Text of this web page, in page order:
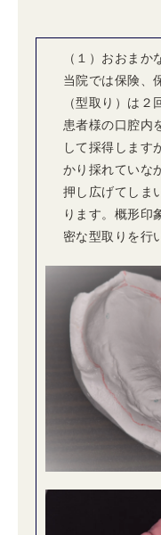
（１）おおまか
当院では保険、
（型取り）は２
患者様の口腔内
して採得します
かり採れていな
押し広げてしま
ります。概形印
密な型取りを行